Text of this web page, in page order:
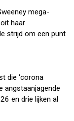
mega-
haar
strijd om een punt
die 'corona
angstaanjagende
en drie lijken al